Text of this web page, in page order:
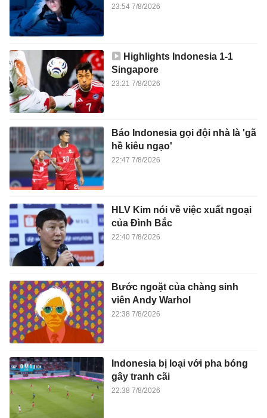
23:54 7/8/2026
Highlights Indonesia 1-1
Singapore
23:21 7/8/2026
Báo Indonesia gọi đội nhà là 'gã
hề kiêu ngạo'
22:47 7/8/2026
HLV Kim nói về việc xuất ngoại
của Đình Bắc
22:40 7/8/2026
Bước ngoặt của chàng sinh
viên Andy Warhol
22:38 7/8/2026
Indonesia bị loại với pha bóng
gây tranh cãi
22:38 7/8/2026